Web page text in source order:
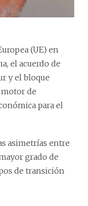
(UE) en
el acuerdo de
y el bloque
de
para el
asimetrías entre
grado de
de transición